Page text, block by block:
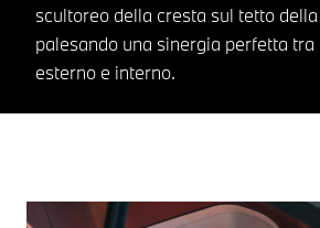
scultoreo della cresta sul tetto
palesando una sinergia perfetta
esterno e interno.